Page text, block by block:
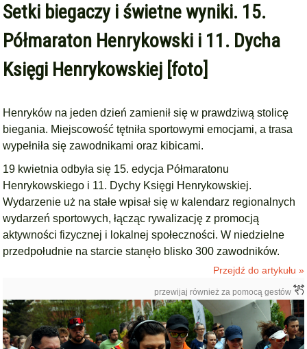
Setki biegaczy i świetne wyniki. 15.
Półmaraton Henrykowski i 11. Dycha
Księgi Henrykowskiej [foto]
Henryków na jeden dzień zamienił się w prawdziwą stolicę
biegania. Miejscowość tętniła sportowymi emocjami, a trasa
wypełniła się zawodnikami oraz kibicami.
19 kwietnia odbyła się 15. edycja Półmaratonu
Henrykowskiego i 11. Dychy Księgi Henrykowskiej.
Wydarzenie uż na stałe wpisał się w kalendarz regionalnych
wydarzeń sportowych, łącząc rywalizację z promocją
aktywności fizycznej i lokalnej społeczności. W niedzielne
przedpołudnie na starcie stanęło blisko 300 zawodników.
Przejdź do artykułu »
przewijaj również za pomocą gestów